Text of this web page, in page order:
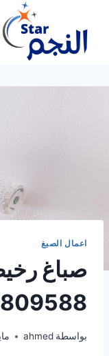
المحتوى
اعمال الصبغ
صباغ
بواسطة ahmed مايو